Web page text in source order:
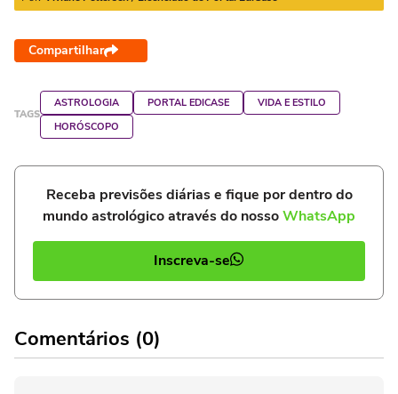
Compartilhar
TAGS
ASTROLOGIA PORTAL EDICASE
VIDA E ESTILO
HORÓSCOPO
Receba previsões diárias e fique por dentro do
mundo astrológico através do nossoWhatsApp
Inscreva-se
Comentários (0)